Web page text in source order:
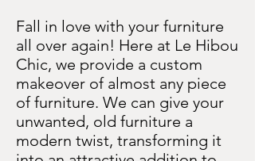
Fall in love with your furniture
all over again! Here at Le Hibou
Chic, we provide a custom
makeover of almost any piece
of furniture. We can give your
unwanted, old furniture a
modern twist, transforming it